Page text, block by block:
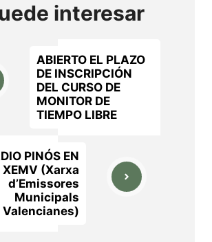
interesar
ABIERTO EL PLAZO
DE INSCRIPCIÓN
DEL CURSO DE
MONITOR DE
TIEMPO LIBRE
PINÓS EN
XEMV (Xarxa
d’Emissores
Municipals
Valencianes)